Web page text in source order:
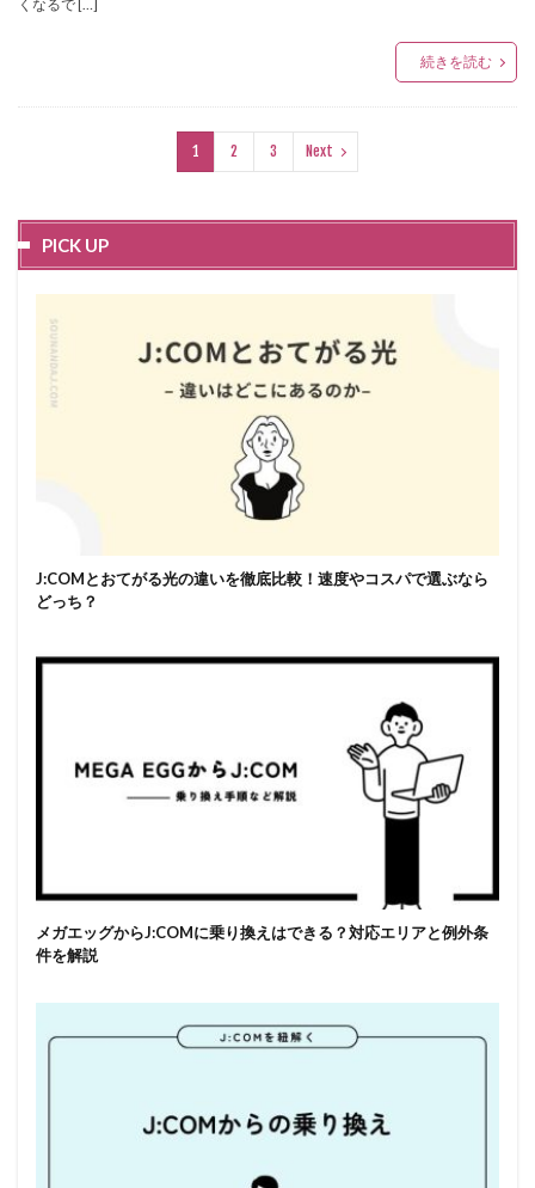
くなるで […]
続きを読む
1 2 3 Next
PICK UP
J:COMとおてがる光の違いを徹底比較！速度やコスパで選ぶなら
どっち？
メガエッグからJ:COMに乗り換えはできる？対応エリアと例外条
件を解説